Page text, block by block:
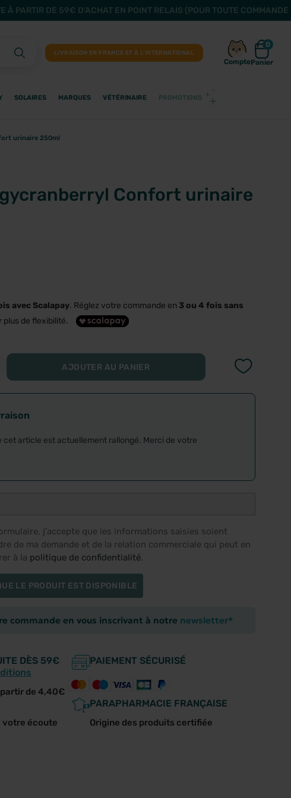
À PARTIR DE 59€ D'ACHAT EN POINT RELAIS (POUR TOUTE
LIVRAISON EN FRANCE ET À L’INTERNATIONAL
Compte
0
Panier
SOLAIRES MARQUES VÉTÉRINAIRE PROMOTIONS
urinaire 250ml
Confort urinaire
avec Scalapay. Réglez votre commande en 3 ou 4 fois sans
plus de flexibilité.
AJOUTER AU PANIER
cet article est actuellement rallongé. Merci de votre
j'accepte que les informations saisies soient
de ma demande et de la relation commerciale qui peut en
à la politique de confidentialité.
LE PRODUIT EST DISPONIBLE
commande en vous inscrivant à notre newsletter*
DÈS 59€
de 4,40€
PAIEMENT SÉCURISÉ
votre écoute
PARAPHARMACIE FRANÇAISE
Origine des produits certifiée